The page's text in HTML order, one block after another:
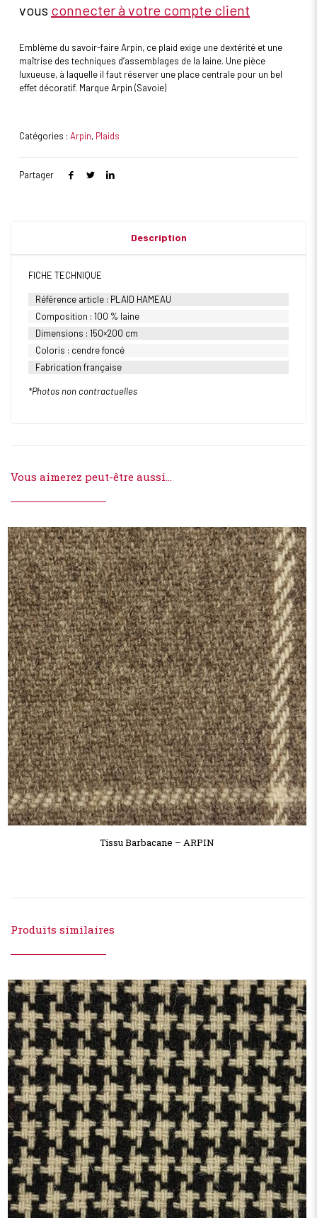
vous connecter à votre compte client
Emblème du savoir-faire Arpin, ce plaid exige une dextérité et une
maîtrise des techniques d’assemblages de la laine. Une pièce
luxueuse, à laquelle il faut réserver une place centrale pour un bel
effet décoratif. Marque Arpin (Savoie)
Catégories : Arpin, Plaids
Partager
Description
FICHE TECHNIQUE
Référence article : PLAID HAMEAU
Composition : 100 % laine
Dimensions : 150×200 cm
Coloris : cendre foncé
Fabrication française
*Photos non contractuelles
Vous aimerez peut-être aussi…
Tissu Barbacane – ARPIN
Produits similaires